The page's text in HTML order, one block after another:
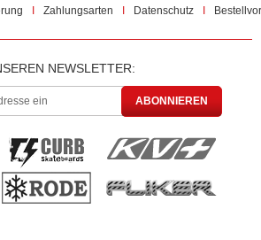
Zahlungsarten Datenschutz
NEWSLETTER:
ABONNIEREN